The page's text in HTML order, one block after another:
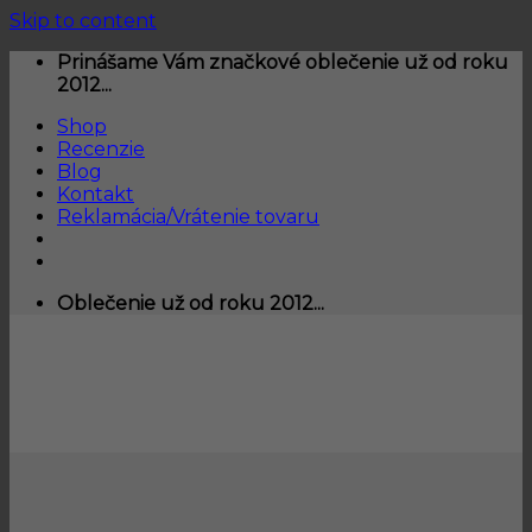
Skip to content
Prinášame Vám značkové oblečenie už od roku
2012...
Shop
Recenzie
Blog
Kontakt
Reklamácia/Vrátenie tovaru
Oblečenie už od roku 2012...